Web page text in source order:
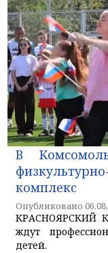
В
комплекс
Опубликовано
КРАСНОЯРСКИЙ
ждут
детей.